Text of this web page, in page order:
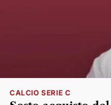
CALCIO SERIE C